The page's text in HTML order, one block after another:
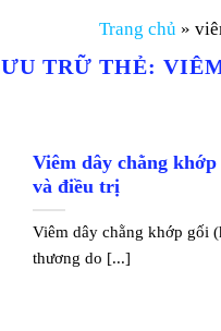
Trang chủ »
TRỮ THẺ:
Viêm dây chằng
và điều trị
Viêm dây chằng khớp gối
thương do [...]